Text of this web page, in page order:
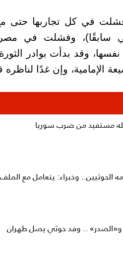
في كل تجاربها حتى
سابقًا)، وفشلت في
وقد بدأت بوادر
الإمامية، وإن غدًا
مستفيد من ضرب سوريا
الحوثيين.. وخبراء: يتعامل مع
و«الصدر» .. وفد حوثي يصل طهران